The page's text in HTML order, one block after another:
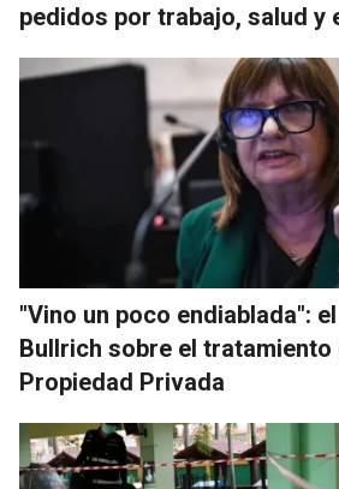
pedidos por trabajo, salud y
"Vino un poco endiablada":
Bullrich sobre el tratamiento
Propiedad Privada